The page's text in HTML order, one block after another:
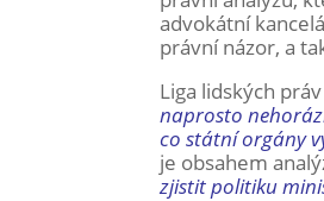
advokátní
právní názor, a
Liga lidských
naprosto
co státní orgány
je obsahem
zjistit politiku